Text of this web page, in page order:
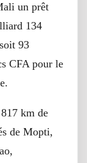
un prêt
134
93
CFA pour le
km de
de Mopti,